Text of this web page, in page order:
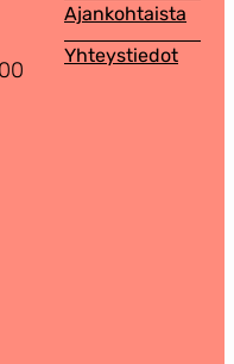
Ajankohtaista
Yhteystiedot